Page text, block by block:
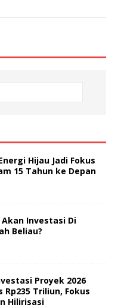
Hijau Jadi Fokus
15 Tahun ke Depan
Investasi Di
Beliau?
Proyek 2026
Triliun, Fokus
Hilirisasi